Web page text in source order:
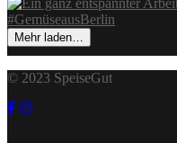
Mehr laden…
© 2023 SpeiseGut